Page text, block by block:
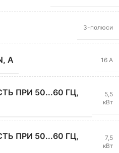
3-полюси
A 16 А
ПРИ 50...60 ГЦ,
5,5
кВт
ПРИ 50...60 ГЦ,
7,5
кВт